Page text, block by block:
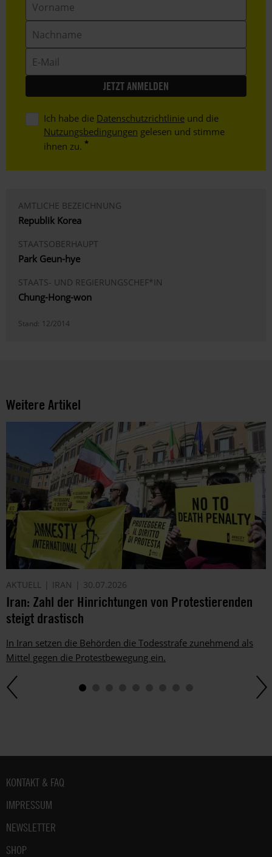
Mail
Ich habe die Datenschutzrichtlinie und die
Nutzungsbedingungen gelesen und stimme
ihnen zu.
AMTLICHE BEZEICHNUNG
Republik Korea
STAATSOBERHAUPT
Park Geun-hye
STAATS- UND REGIERUNGSCHEF*IN
Chung-Hong-won
Stand: 12/2014
Weitere Artikel
AKTUELL IRAN 30.07.2026
Iran: Zahl der Hinrichtungen von Protestierenden
steigt drastisch
In Iran setzen die Behörden die Todesstrafe zunehmend als
Mittel gegen die Protestbewegung ein.
Fußbereich
KONTAKT & FAQ
IMPRESSUM
NEWSLETTER
SHOP